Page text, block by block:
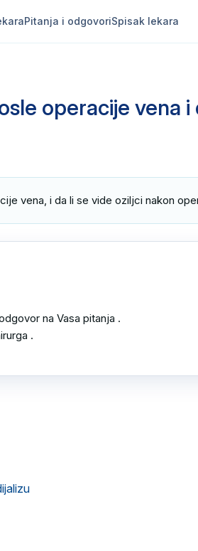
Pitanja i odgovoriSpisak lekara
operacije vena i
vena, i da li se vide oziljci nakon
na Vasa pitanja .
.